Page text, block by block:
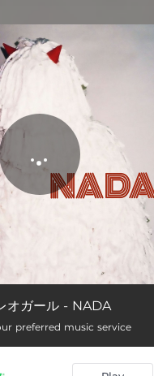
set!
こう
03:45
02:18
オガール - NADA
preferred music service